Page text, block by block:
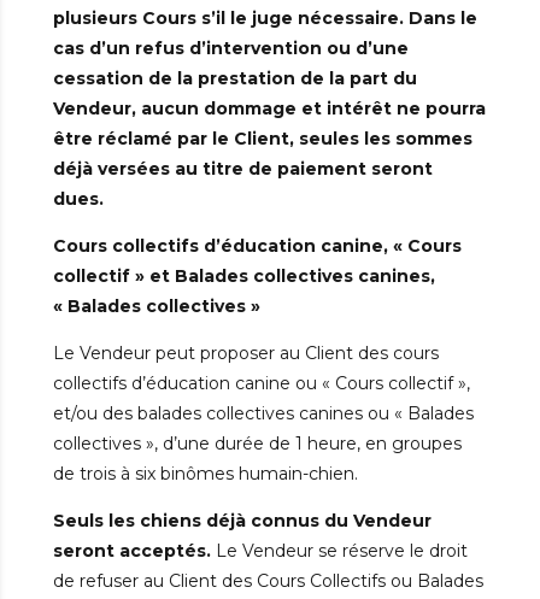
plusieurs Cours s’il le juge nécessaire. Dans le
cas d’un refus d’intervention ou d’une
cessation de la prestation de la part du
Vendeur, aucun dommage et intérêt ne pourra
être réclamé par le Client, seules les sommes
déjà versées au titre de paiement seront
dues.
Cours collectifs d’éducation canine, « Cours
collectif » et Balades collectives canines,
« Balades collectives »
Le Vendeur peut proposer au Client des cours
collectifs d’éducation canine ou « Cours collectif »,
et/ou des balades collectives canines ou « Balades
collectives », d’une durée de 1 heure, en groupes
de trois à six binômes humain-chien.
Seuls les chiens déjà connus du Vendeur
seront acceptés. Le Vendeur se réserve le droit
de refuser au Client des Cours Collectifs ou Balades